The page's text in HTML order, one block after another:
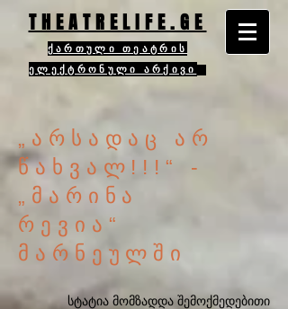
THEATRELIFE.GE
ქართული თეატრის
ელექტრონული არქივი
„არსადაც არ
წახვალ!!!“ -
„მარინა
რევია“
მარნეულში
სტატია მომზადდა შემოქმედებითი